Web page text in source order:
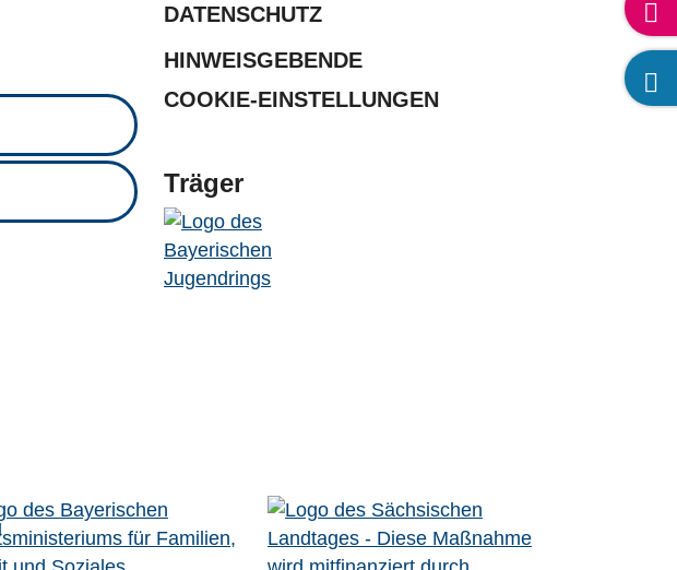
DATENSCHUTZ
HINWEISGEBENDE
COOKIE-EINSTELLUNGEN
Träger